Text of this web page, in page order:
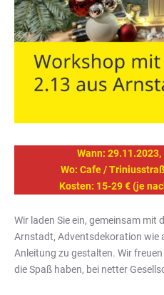
Wann:
Wo: Cafe /
Kosten: 15-29 € (je
Wir laden Sie ein, gemeinsam mit
Arnstadt, Adventsdekoration wie
Anleitung zu gestalten. Wir
die Spaß haben, bei netter